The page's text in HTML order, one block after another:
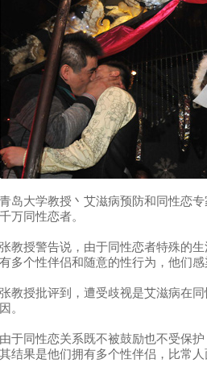
青岛大学教授丶艾滋病预防和同性恋
千万同性恋者。
张教授警告说，由于同性恋者特殊的
有多个性伴侣和随意的性行为，他们
张教授批评到，遭受歧视是艾滋病在
因。
由于同性恋关系既不被鼓励也不受保
其结果是他们拥有多个性伴侣，比常